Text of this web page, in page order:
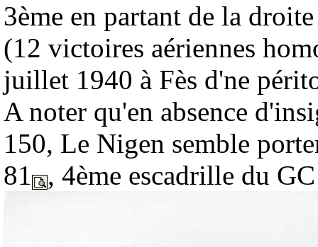
3ème en partant de la
(12 victoires aériennes
juillet 1940 à Fès d'ne
A noter qu'en absence
150, Le Nigen semble
81
, 4ème escadrille du